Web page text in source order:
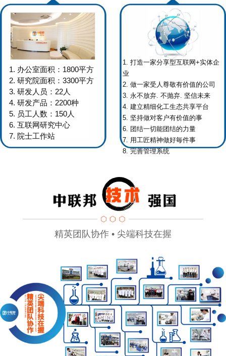
1. 办公室面积：1800平方
2. 研究院面积：3300平方
3. 研发人员：22人
4. 研发产品：2200种
5. 员工人数：150人
6. 互联网研究中心
7. 院士工作站
1. 打造一家分享型互联网+实体企
业
2. 做一家受人尊敬有价值的公司
3. 永不放弃. 不抛弃. 坚信未来
4. 建立精细化工生态共享平台
5. 坚持做对客户有价值的事
6. 团结一切能团结的力量
7. 用工匠精神做好毎件事
8. 完善管理系统
精英团队协作 • 尖端科技在握